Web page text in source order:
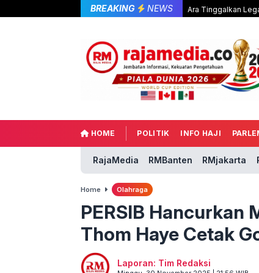
BREAKING NEWS Ara Tinggalkan
HOME POLITIK INFO HAJI
RajaMedia RMBanten RMjakarta
Home Olahraga
PERSIB Hancurkan
Thom Haye Cetak
Laporan: Tim Redaksi